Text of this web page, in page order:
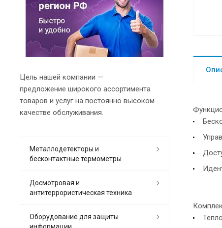
Цель нашей компании —
предложение широкого ассортимента
товаров и услуг на постоянно высоком
качестве обслуживания.
Металлодетекторы и
бесконтактные термометры
Досмотровая и
антитеррористическая техника
Оборудование для защиты